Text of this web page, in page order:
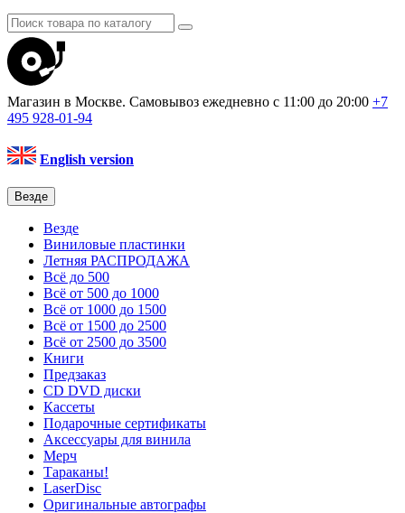
Магазин в Москве. Самовывоз ежедневно с 11:00 до 20:00 +7
495 928-01-94
English version
Везде
Везде
Виниловые пластинки
Летняя РАСПРОДАЖА
Всё до 500
Всё от 500 до 1000
Всё от 1000 до 1500
Всё от 1500 до 2500
Всё от 2500 до 3500
Книги
Предзаказ
CD DVD диски
Кассеты
Подарочные сертификаты
Аксессуары для винила
Мерч
Тараканы!
LaserDisc
Оригинальные автографы